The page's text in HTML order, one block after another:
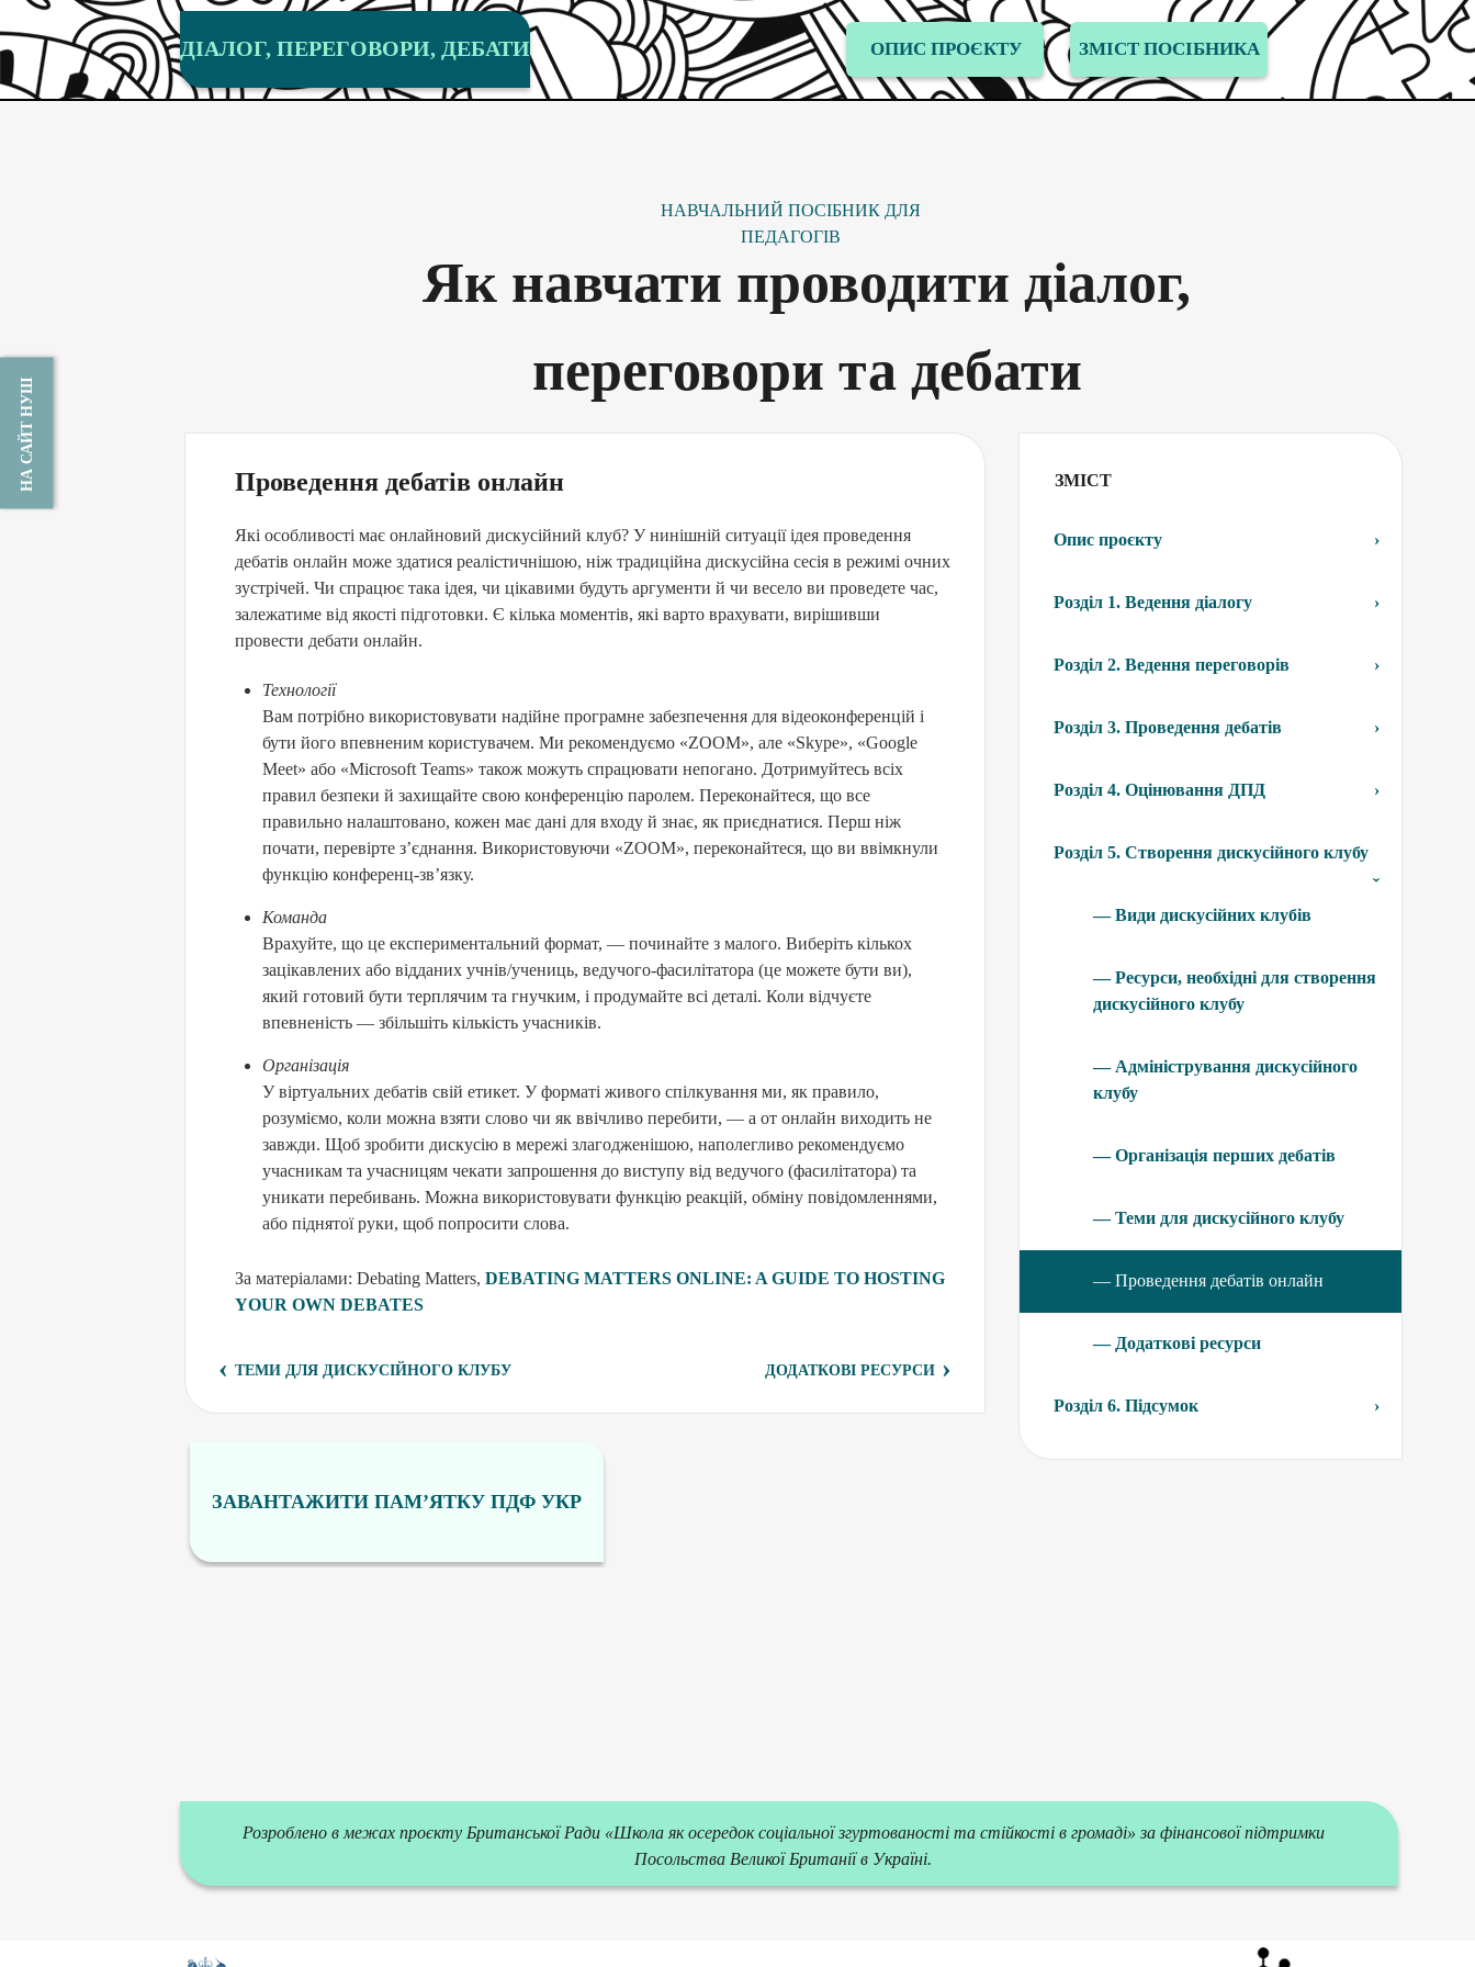
ОПИС ПРОЄКТУ
ДІАЛОГ, ПЕРЕГОВОРИ, ДЕБАТИ ЗМІСТ ПОСІБНИКА
Як навчати проводити діалог,
переговори та дебати
НАВЧАЛЬНИЙ ПОСІБНИК ДЛЯ
ПЕДАГОГІВ
НА САЙТ НУШ Проведення дебатів онлайн
Які особливості має онлайновий дискусійний клуб? У нинішній ситуації ідея проведення
дебатів онлайн може здатися реалістичнішою, ніж традиційна дискусійна сесія в режимі очних
зустрічей. Чи спрацює така ідея, чи цікавими будуть аргументи й чи весело ви проведете час,
залежатиме від якості підготовки. Є кілька моментів, які варто врахувати, вирішивши
провести дебати онлайн.
Технології
Вам потрібно використовувати надійне програмне забезпечення для відеоконференцій і
бути його впевненим користувачем. Ми рекомендуємо «ZOOM», але «Skype», «Google
Meet» або «Microsoft Teams» також можуть спрацювати непогано. Дотримуйтесь всіх
правил безпеки й захищайте свою конференцію паролем. Переконайтеся, що все
правильно налаштовано, кожен має дані для входу й знає, як приєднатися. Перш ніж
почати, перевірте з’єднання. Використовуючи «ZOOM», переконайтеся, що ви ввімкнули
функцію конференц-зв’язку.
Команда
Врахуйте, що це експериментальний формат, — починайте з малого. Виберіть кількох
зацікавлених або відданих учнів/учениць, ведучого-фасилітатора (це можете бути ви),
який готовий бути терплячим та гнучким, і продумайте всі деталі. Коли відчуєте
впевненість — збільшіть кількість учасників.
Організація
У віртуальних дебатів свій етикет. У форматі живого спілкування ми, як правило,
розуміємо, коли можна взяти слово чи як ввічливо перебити, — а от онлайн виходить не
завжди. Щоб зробити дискусію в мережі злагодженішою, наполегливо рекомендуємо
учасникам та учасницям чекати запрошення до виступу від ведучого (фасилітатора) та
уникати перебивань. Можна використовувати функцію реакцій, обміну повідомленнями,
або піднятої руки, щоб попросити слова.
За матеріалами: Debating Matters, DEBATING MATTERS ONLINE: A GUIDE TO HOSTING
YOUR OWN DEBATES
‹ ТЕМИ ДЛЯ ДИСКУСІЙНОГО КЛУБУ ДОДАТКОВІ РЕСУРСИ ›
ЗАВАНТАЖИТИ ПАМ’ЯТКУ ПДФ УКР
ЗМІСТ
Опис проєкту
Розділ 1. Ведення діалогу
Розділ 2. Ведення переговорів
Розділ 3. Проведення дебатів
Розділ 4. Оцінювання ДПД
Розділ 5. Створення дискусійного клубу
— Види дискусійних клубів
— Ресурси, необхідні для створення
дискусійного клубу
— Адміністрування дискусійного
клубу
— Організація перших дебатів
— Теми для дискусійного клубу
— Проведення дебатів онлайн
— Додаткові ресурси
Розділ 6. Підсумок
Розроблено в межах проєкту Британської Ради «Школа як осередок соціальної згуртованості та стійкості в громаді» за фінансової підтримки
Посольства Великої Британії в Україні.